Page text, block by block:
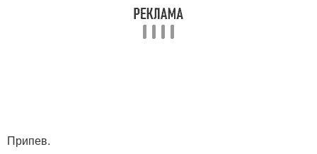
Припев.